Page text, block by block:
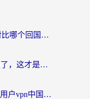
ChickCN VPN和畅游VPN对比哪个回国效果更好？海外党必看的回国加速器选择指南
别再苦苦寻找免费VPN节点了，这才是海外访问国内资源的正确姿势
别再被地区限制卡哭！海外用户vpn中国下载全攻略，无缝刷剧办公社交